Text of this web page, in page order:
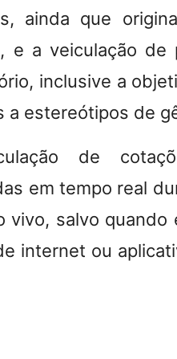
ainda que
e a veiculação
inclusive a
a estereótipos de
de
em tempo real
vivo, salvo quando
internet ou